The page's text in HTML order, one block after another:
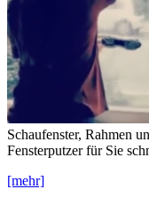
Schaufenster, Rahmen
Fensterputzer für Sie
[mehr]